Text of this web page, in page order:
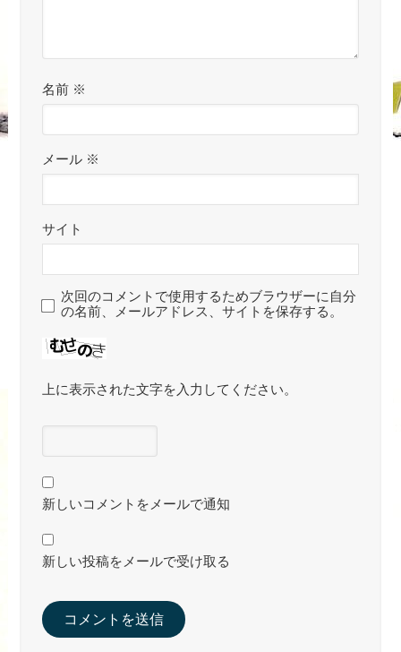
名前 ※
メール ※
サイト
次回のコメントで使用するためブラウザーに自分
の名前、メールアドレス、サイトを保存する。
上に表示された文字を入力してください。
新しいコメントをメールで通知
新しい投稿をメールで受け取る